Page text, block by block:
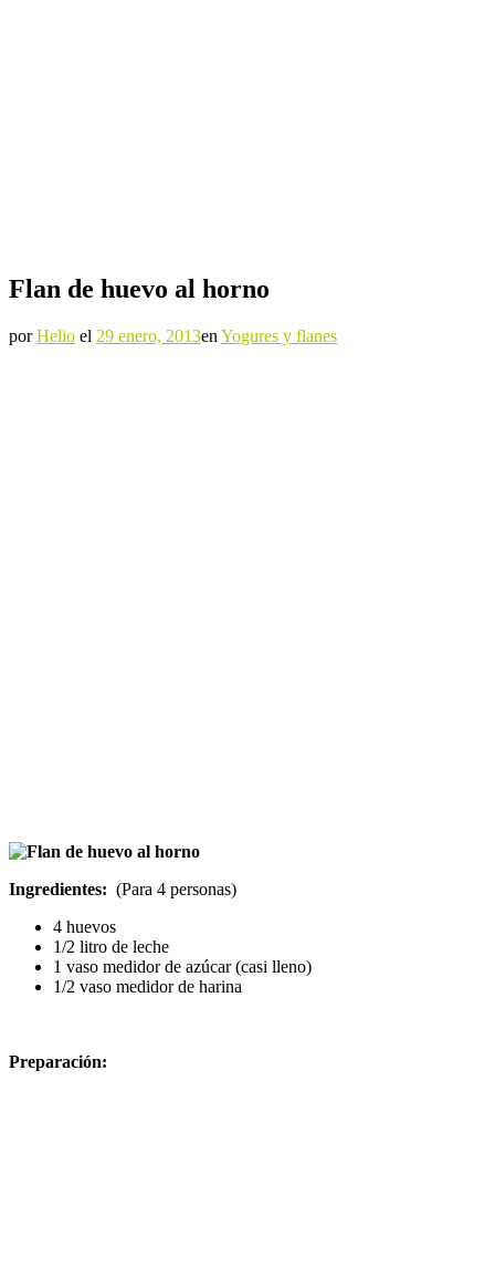
Flan de huevo al horno
porHelio el 29 enero, 2013en Yogures y flanes
Ingredientes: (Para 4 personas)
4 huevos
1/2 litro de leche
1 vaso medidor de azúcar (casi lleno)
1/2 vaso medidor de harina
Preparación: